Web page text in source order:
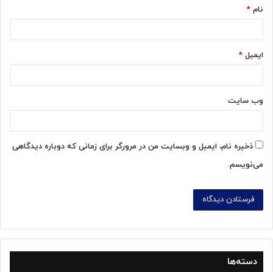
نام *
ایمیل *
وب‌ سایت
ذخیره نام، ایمیل و وبسایت من در مرورگر برای زمانی که دوباره دیدگاهی
می‌نویسم.
دسته‌ها